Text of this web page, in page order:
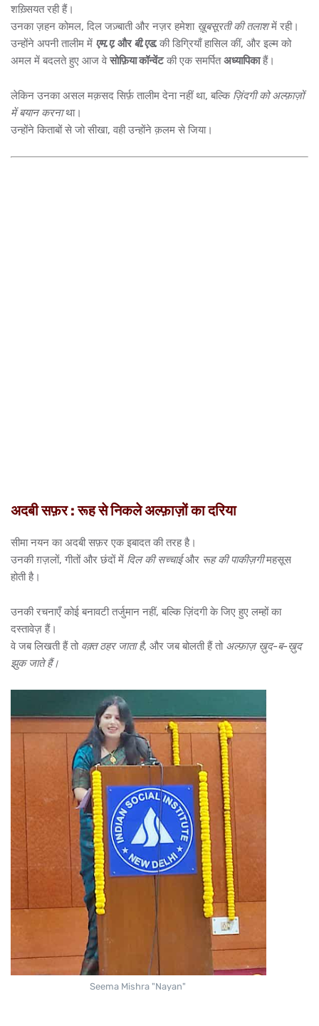
शख़्सियत रही हैं।
उनका ज़हन कोमल, दिल जज़्बाती और नज़र हमेशा ख़ूबसूरती की तलाशमें रही।
उन्होंने अपनी तालीम में एम.ए.औरबी.एड.की डिग्रियाँ हासिल कीं, और इल्म को
अमल में बदलते हुए आज वेसोफ़िया कॉन्वेंटकी एक समर्पितअध्यापिकाहैं।
लेकिन उनका असल मक़सद सिर्फ़ तालीम देना नहीं था, बल्कि ज़िंदगी को अल्फ़ाज़ों
में बयान करनाथा।
उन्होंने किताबों से जो सीखा, वही उन्होंने क़लम से जिया।
अदबी सफ़र : रूह से निकले अल्फ़ाज़ों का दरिया
सीमा नयन का अदबी सफ़र एक इबादत की तरह है।
उनकी ग़ज़लों, गीतों और छंदों में दिल की सच्चाईऔर रूह की पाकीज़गीमहसूस
होती है।
उनकी रचनाएँ कोई बनावटी तर्जुमान नहीं, बल्कि ज़िंदगी के जिए हुए लम्हों का
दस्तावेज़ हैं।
वे जब लिखती हैं तो वक़्त ठहर जाता है, और जब बोलती हैं तो अल्फ़ाज़ ख़ुद-ब-ख़ुद
झुक जाते हैं।
Seema Mishra "Nayan"